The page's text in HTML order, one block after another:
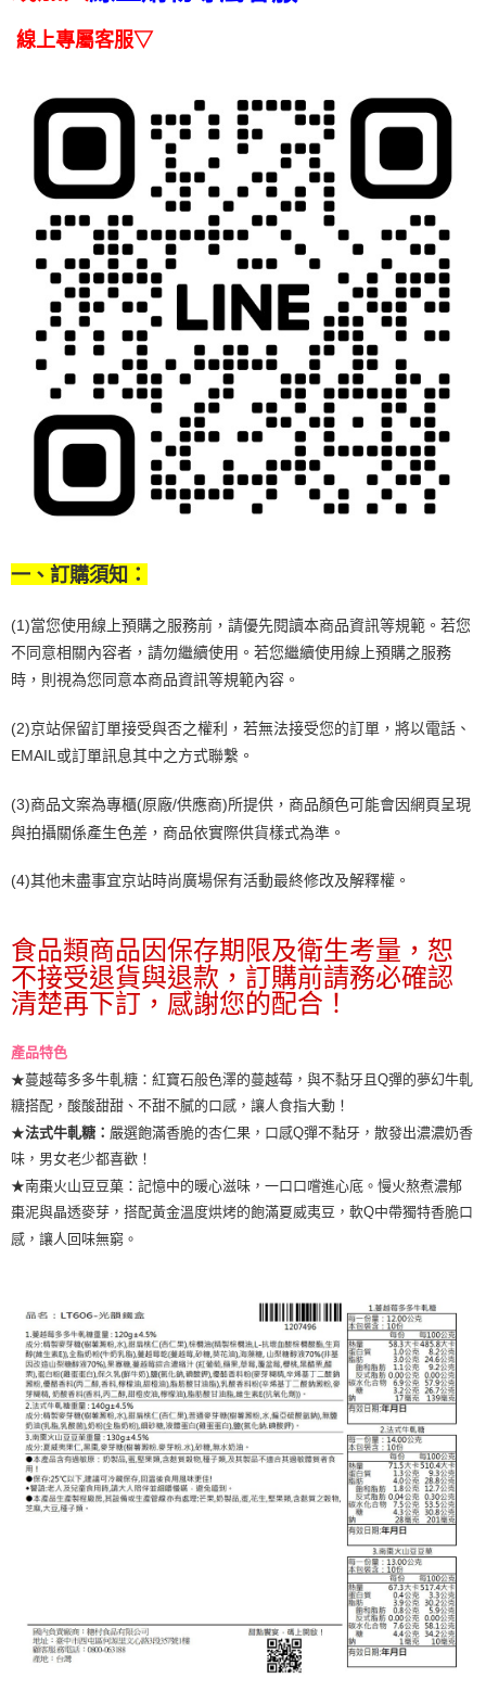
恩沛科技股份有限公司將有權停止該用戶之使用額度並採取法律行動。
線上專屬客服▽
一、訂購須知：
(1)當您使用線上預購之服務前，請優先閱讀本商品資訊等規範。 若您
不同意相關內容者，請勿繼續使用。 若您繼續使用線上預購之服務
時，則視為您同意本商品資訊等規範內容。
(2)京站保留訂單接受與否之權利，若無法接受您的訂單，將以電話、
EMAIL或訂單訊息其中之方式聯繫。
(3)商品文案為專櫃(原廠/供應商)所提供，商品顏色可能會因網頁呈現
與拍攝關係產生色差，商品依實際供貨樣式為準。
(4)其他未盡事宜京站時尚廣場保有活動最終修改及解釋權。
食品類商品因保存期限及衛生考量，恕
不接受退貨與退款，訂購前請務必確認
清楚再下訂，感謝您的配合！
產品特色
★蔓越莓多多牛軋糖 ： 紅寶石般色澤的蔓越莓，與不黏牙且Q彈的夢幻牛軋
糖搭配，酸酸甜甜、不甜不膩的口感，讓人食指大動！
★法式牛軋糖： 嚴選飽滿香脆的杏仁果，口感Q彈不黏牙， 散發出濃濃奶香
味，男女老少都喜歡！
★南棗火山豆豆菓： 記憶中的暖心滋味，一口口嚐進心底。慢火熬煮濃郁
棗泥與晶透麥芽，搭配黃金溫度烘烤的飽滿夏威夷豆，軟Q中帶獨特香脆口
感，讓人回味無窮。